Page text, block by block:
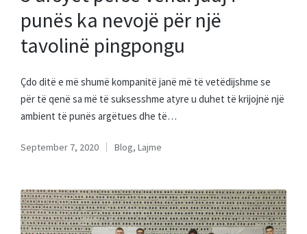
punës ka nevojë për një
tavolinë pingpongu
Çdo ditë e më shumë kompanitë janë më të vetëdijshme se
për të qenë sa më të suksesshme atyre u duhet të krijojnë një
ambient të punës argëtues dhe të…
September 7, 2020
Posted
Blog, Lajme